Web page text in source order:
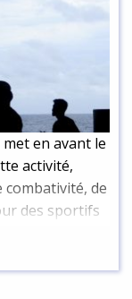
en avant le
activité,
combativité, de
des sportifs
bien être :